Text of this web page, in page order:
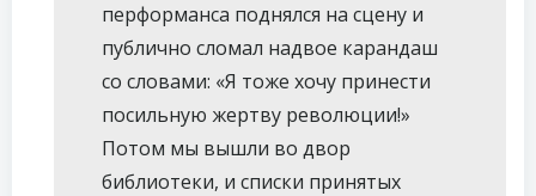
перформанса поднялся на сцену и
публично сломал надвое карандаш
со словами: «Я тоже хочу принести
посильную жертву революции!»
Потом мы вышли во двор
библиотеки, и списки принятых